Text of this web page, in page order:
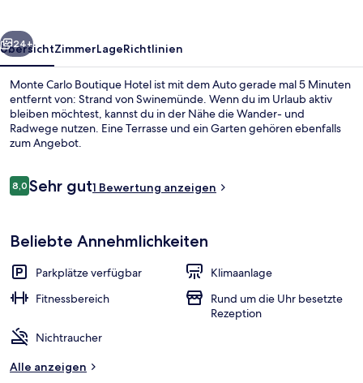
Weiter
24+
ÜbersichtZimmerLageRichtlinien
Monte Carlo Boutique Hotel ist mit dem Auto gerade mal 5 Minuten
entfernt von: Strand von Swinemünde. Wenn du im Urlaub aktiv
bleiben möchtest, kannst du in der Nähe die Wander- und
Radwege nutzen. Eine Terrasse und ein Garten gehören ebenfalls
zum Angebot.
Bewertungen
8,08,0 von 10.
Sehr gut1 Bewertung anzeigen
Beliebte Annehmlichkeiten
Parkplätze verfügbar
Klimaanlage
Fitnessbereich
Rund um die Uhr besetzte
Rezeption
Nichtraucher
Alle anzeigen